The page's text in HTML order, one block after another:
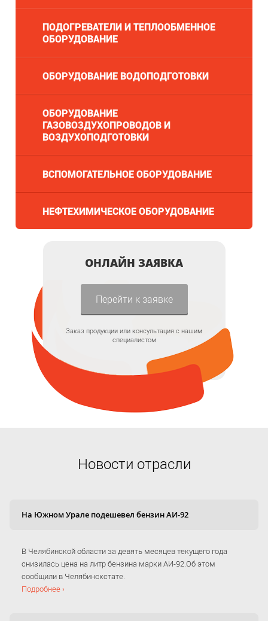
ПОДОГРЕВАТЕЛИ И ТЕПЛООБМЕННОЕ
ОБОРУДОВАНИЕ
ОБОРУДОВАНИЕ ВОДОПОДГОТОВКИ
ОБОРУДОВАНИЕ
ГАЗОВОЗДУХОПРОВОДОВ И
ВОЗДУХОПОДГОТОВКИ
ВСПОМОГАТЕЛЬНОЕ ОБОРУДОВАНИЕ
НЕФТЕХИМИЧЕСКОЕ ОБОРУДОВАНИЕ
ОНЛАЙН ЗАЯВКА
Перейти к заявке
Заказ продукции или консультация с нашим
специалистом
Новости отрасли
На Южном Урале подешевел бензин АИ-92
В Челябинской области за девять месяцев текущего года
снизилась цена на литр бензина марки АИ-92.Об этом
сообщили в Челябинскстате.
Подробнее ›